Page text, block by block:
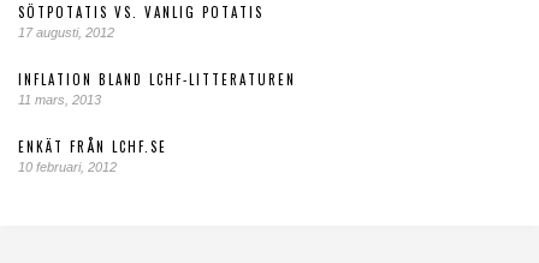
SÖTPOTATIS VS. VANLIG POTATIS
17 augusti, 2012
INFLATION BLAND LCHF-LITTERATUREN
11 mars, 2013
ENKÄT FRÅN LCHF.SE
10 februari, 2012